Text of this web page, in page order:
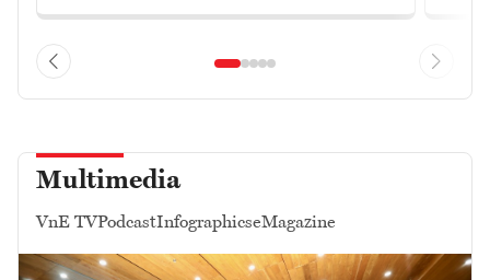
Multimedia
VnE TVPodcastInfographicseMagazine